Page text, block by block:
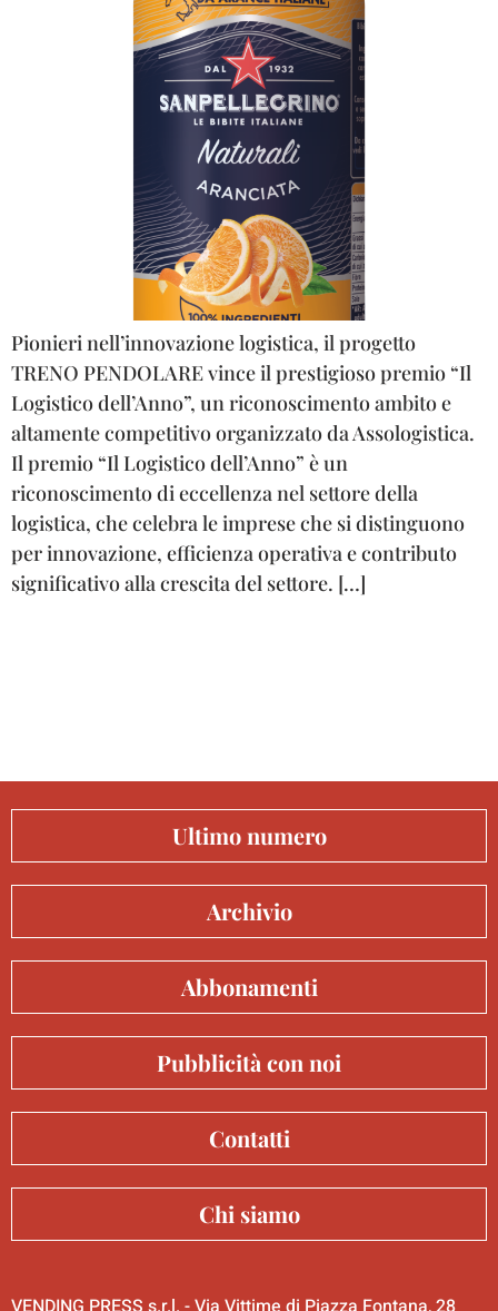
Pionieri nell’innovazione logistica, il progetto
TRENO PENDOLARE vince il prestigioso premio “Il
Logistico dell’Anno”, un riconoscimento ambito e
altamente competitivo organizzato da Assologistica.
Il premio “Il Logistico dell’Anno” è un
riconoscimento di eccellenza nel settore della
logistica, che celebra le imprese che si distinguono
per innovazione, efficienza operativa e contributo
significativo alla crescita del settore. […]
Ultimo numero
Archivio
Abbonamenti
Pubblicità con noi
Contatti
Chi siamo